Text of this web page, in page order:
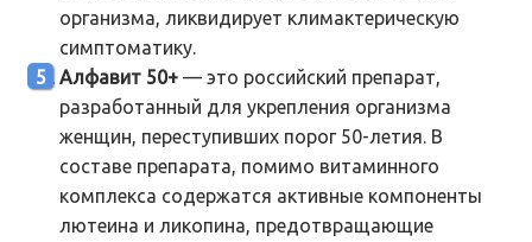
организма, ликвидирует климактерическую
симптоматику.
Алфавит 50+ — это российский препарат,
разработанный для укрепления организма
женщин, переступивших порог 50-летия. В
составе препарата, помимо витаминного
комплекса содержатся активные компоненты
лютеина и ликопина, предотвращающие